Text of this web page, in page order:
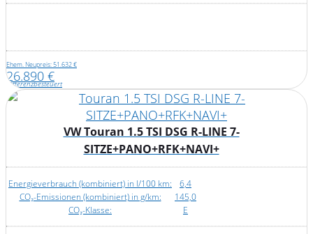
Ehem. Neupreis: 51.632 €
26.890 €
Differenzbesteuert
VW Touran 1.5 TSI DSG R-LINE 7-
SITZE+PANO+RFK+NAVI+
Energieverbrauch (kombiniert) in l/100 km:
6,4
CO₂-Emissionen (kombiniert) in g/km:
145,0
CO₂-Klasse:
E